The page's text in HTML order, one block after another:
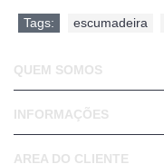
Tags: escumadeira
QUEM SOMOS
INFORMAÇÕES
AREA DO CLIENTE